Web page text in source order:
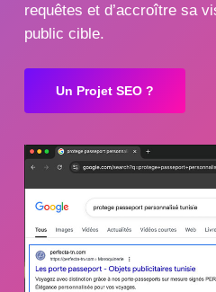
requêtes et d’accroître sa
public cible.
Un Projet SEO ?